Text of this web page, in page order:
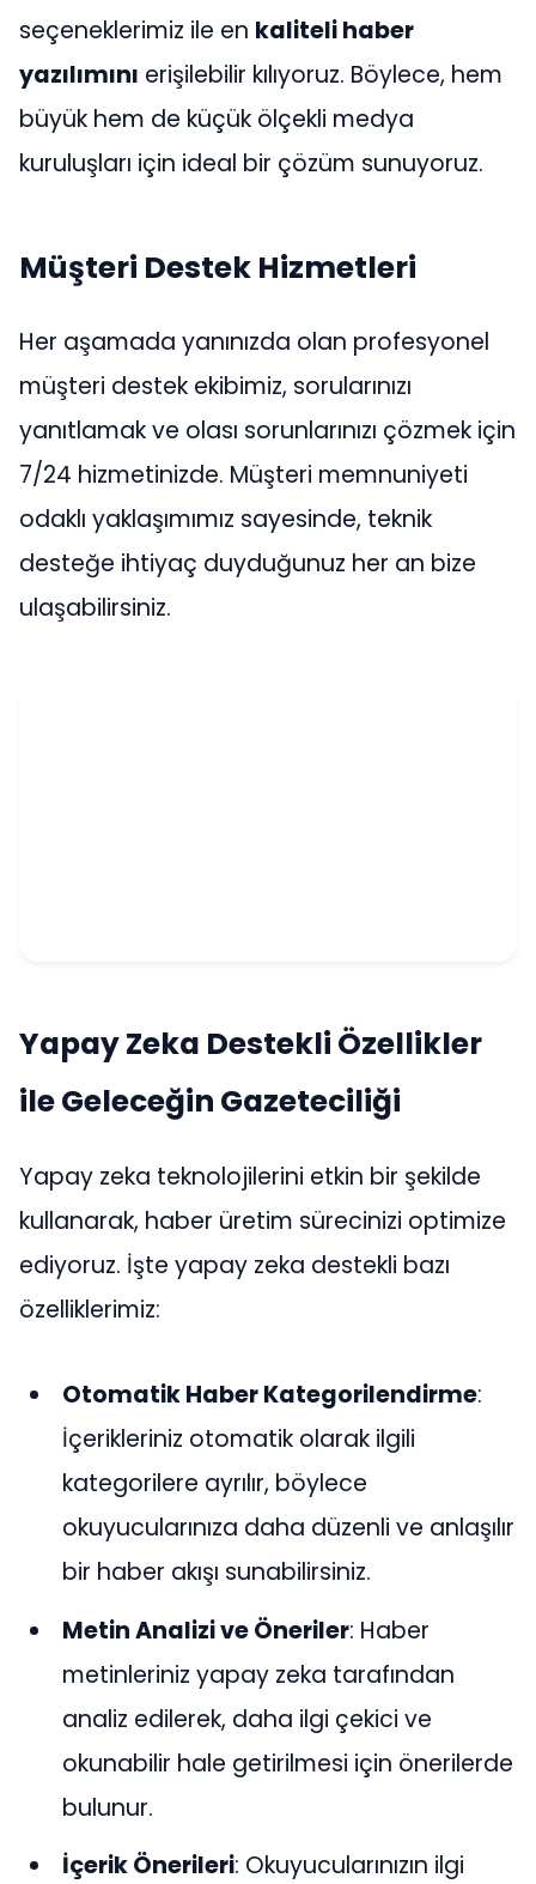
seçeneklerimiz ile en kaliteli haber
yazılımını erişilebilir kılıyoruz. Böylece, hem
büyük hem de küçük ölçekli medya
kuruluşları için ideal bir çözüm sunuyoruz.
Müşteri Destek Hizmetleri
Her aşamada yanınızda olan profesyonel
müşteri destek ekibimiz, sorularınızı
yanıtlamak ve olası sorunlarınızı çözmek için
7/24 hizmetinizde. Müşteri memnuniyeti
odaklı yaklaşımımız sayesinde, teknik
desteğe ihtiyaç duyduğunuz her an bize
ulaşabilirsiniz.
Yapay Zeka Destekli Özellikler
ile Geleceğin Gazeteciliği
Yapay zeka teknolojilerini etkin bir şekilde
kullanarak, haber üretim sürecinizi optimize
ediyoruz. İşte yapay zeka destekli bazı
özelliklerimiz:
Otomatik Haber Kategorilendirme:
İçerikleriniz otomatik olarak ilgili
kategorilere ayrılır, böylece
okuyucularınıza daha düzenli ve anlaşılır
bir haber akışı sunabilirsiniz.
Metin Analizi ve Öneriler: Haber
metinleriniz yapay zeka tarafından
analiz edilerek, daha ilgi çekici ve
okunabilir hale getirilmesi için önerilerde
bulunur.
İçerik Önerileri: Okuyucularınızın ilgi